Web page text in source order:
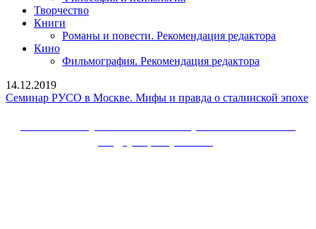
Творчество
Книги
Романы и повести. Рекомендация редактора
Кино
Фильмография. Рекомендация редактора
14.12.2019
Семинар РУСО в Москве. Мифы и правда о сталинской эпохе